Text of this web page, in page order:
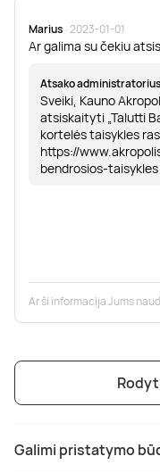
Galimi pristatymo
Marius · 2023-01-01
Ar galima su čekiu
Atsako administratorius
Sveiki, Kauno
atsiskaityti „Talutti
kortelės taisykles
https://
bendrosios-taisykles
Ar ši informacija Jums